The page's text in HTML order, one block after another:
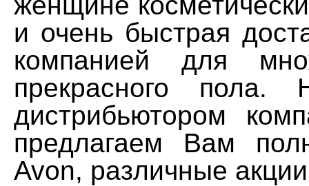
и очень быстрая
компанией для
прекрасного пола.
дистрибьютором
предлагаем Вам
Avon, различные